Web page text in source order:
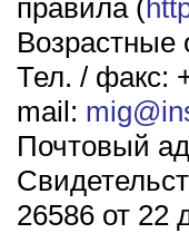
правила (
Возрастные
Тел. / факс:
mail:
Почтовый
26586 от 22